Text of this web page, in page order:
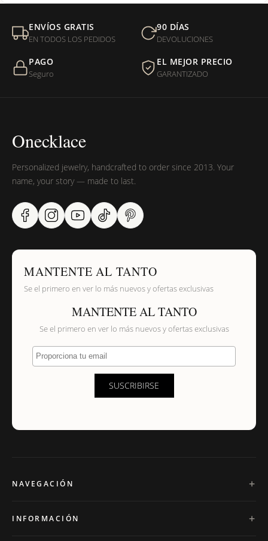
Mi orden fue devuelta por USPS, ¿qué hago para que sea
entregada?
¿Sus productos son libres de níquel?
ENVÍOS GRATIS
EN TODOS LOS PEDIDOS
90 DÍAS
DEVOLUCIONES
PAGO
Seguro
EL MEJOR PRECIO
GARANTIZADO
Onecklace
Personalized jewelry, handcrafted to order since 2013. Your
name, your story — made to last.
MANTENTE AL TANTO
Se el primero en ver lo más nuevos y ofertas exclusivas
MANTENTE AL TANTO
Se el primero en ver lo más nuevos y ofertas exclusivas
Proporciona tu email
SUSCRIBIRSE
NAVEGACIÓN
INFORMACIÓN